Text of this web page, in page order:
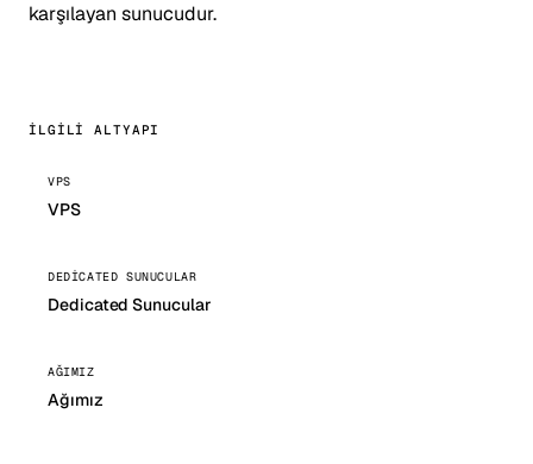
karşılayan sunucudur.
İLGILI ALTYAPI
VPS
VPS
DEDICATED SUNUCULAR
Dedicated Sunucular
AĞIMIZ
Ağımız